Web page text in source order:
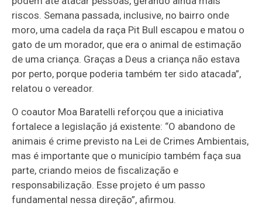
riscos. Semana passada, inclusive, no bairro onde
moro, uma cadela da raça Pit Bull escapou e matou o
gato de um morador, que era o animal de estimação
de uma criança. Graças a Deus a criança não estava
por perto, porque poderia também ter sido atacada”,
relatou o vereador.
O coautor Moa Baratelli reforçou que a iniciativa
fortalece a legislação já existente: “O abandono de
animais é crime previsto na Lei de Crimes Ambientais,
mas é importante que o município também faça sua
parte, criando meios de fiscalização e
responsabilização. Esse projeto é um passo
fundamental nessa direção”, afirmou.